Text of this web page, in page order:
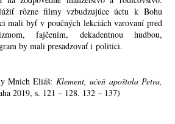
rôzne filmy vzbudzujúce úctu k Bohu
mali byť v poučných lekciách varovaní pred
fajčením, dekadentnou hudbou,
by mali presadzovať i politici.
Mnich Eliáš: Klement, učeň apoštola Petra,
2019, s. 121 – 128. 132 – 137)